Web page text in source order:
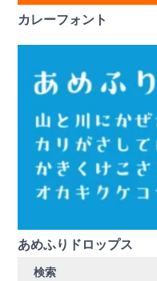
カレーフォント
あめふりドロップス
検索